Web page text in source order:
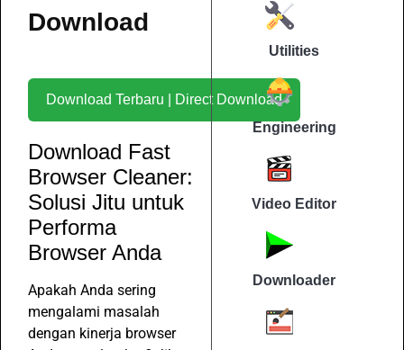
Download
Download Terbaru | Direct Download
Download Fast
Browser Cleaner:
Solusi Jitu untuk
Performa
Browser Anda
Apakah Anda sering
mengalami masalah
dengan kinerja browser
Utilities
Engineering
Video Editor
Downloader